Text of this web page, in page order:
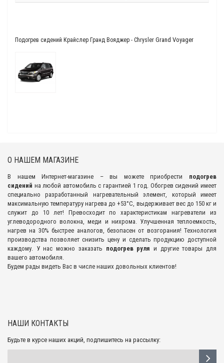
Подогрев сидений Крайслер Гранд Вояджер - Chrysler Grand Voyager
О НАШЕМ МАГАЗИНЕ
В нашем Интернет-магазине – вы можете приобрести подогрев
сидений на любой автомобиль с гарантией 1 год. Обогрев сидений имеет
специально разработанный нагревательный элемент, который имеет
максимальную температуру нагрева до +53°С, выдерживает вес до 150 кг и
служит до 10 лет! Превосходит по характеристикам нагреватели из
углеводородного волокна, меди и нихрома. Улучшенная теплоемкость,
нагрев на 30% быстрее аналогов, безопасен от возгорания! Технология
производства позволяет снизить цену и сделать продукцию доступной
каждому. У нас можно заказать подогрев руля и другие товары для
вашего автомобиля.
Будем рады видеть Вас в числе наших довольных клиентов!
НАШИ КОНТАКТЫ
Будьте в курсе наших акций, подпишитесь на рассылку: